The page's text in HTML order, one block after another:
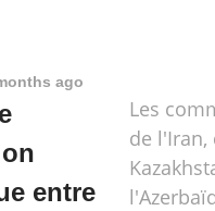
ago
entre
Les
de l'Iran,